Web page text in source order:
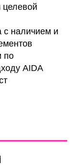
целевой
с наличием и
по
AIDA